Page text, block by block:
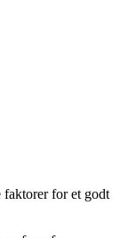
for et godt